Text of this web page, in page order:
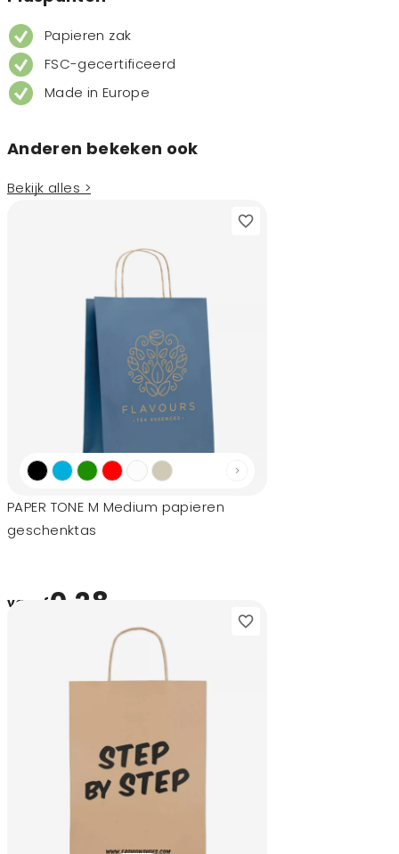
Papieren zak
FSC-gecertificeerd
Made in Europe
Anderen bekeken ook
Bekijk alles >
PAPER TONE M Medium papieren
geschenktas
vanaf0,28